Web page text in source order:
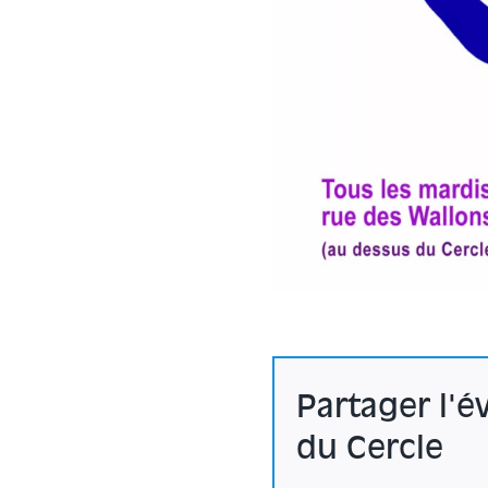
Partager
du Cercle